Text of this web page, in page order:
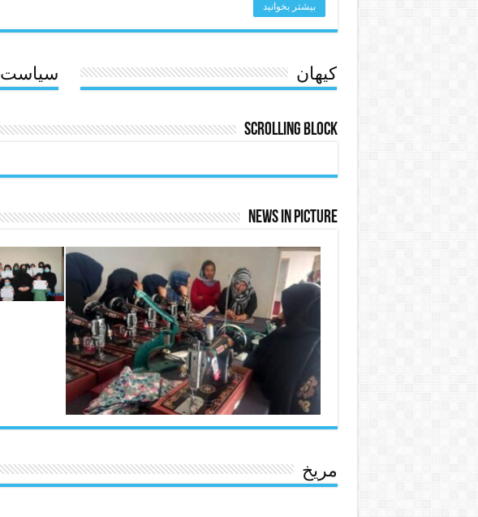
بیشتر بخوانید
سیاست کیهان
Scrolling Block
News In Picture
مریخ